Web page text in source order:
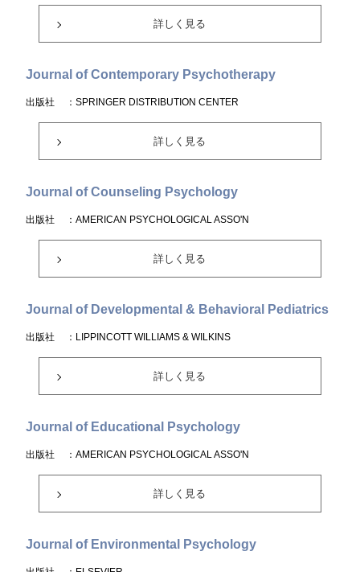
詳しく見る
Journal of Contemporary Psychotherapy
出版社 ：SPRINGER DISTRIBUTION CENTER
詳しく見る
Journal of Counseling Psychology
出版社 ：AMERICAN PSYCHOLOGICAL ASSO'N
詳しく見る
Journal of Developmental & Behavioral Pediatrics
出版社 ：LIPPINCOTT WILLIAMS & WILKINS
詳しく見る
Journal of Educational Psychology
出版社 ：AMERICAN PSYCHOLOGICAL ASSO'N
詳しく見る
Journal of Environmental Psychology